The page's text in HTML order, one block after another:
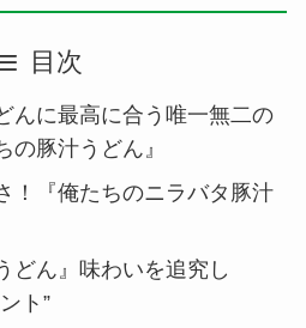
目次
んに最高に合う唯一無二の
の豚汁うどん』
！『俺たちのニラバタ豚汁
どん』味わいを追究し
ト”